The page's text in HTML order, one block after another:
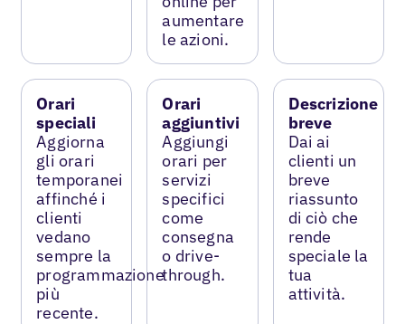
aumentare
le azioni.
Orari
speciali
Aggiorna
gli orari
temporanei
affinché i
clienti
vedano
sempre la
programmazione
più
recente.
Orari
aggiuntivi
Aggiungi
orari per
servizi
specifici
come
consegna
o drive-
through.
Descrizione
breve
Dai ai
clienti un
breve
riassunto
di ciò che
rende
speciale la
tua
attività.